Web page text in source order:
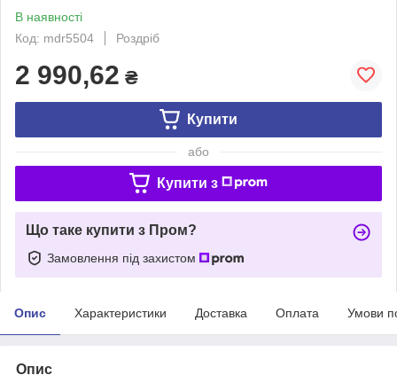
В наявності
Код: mdr5504
Роздріб
2 990,62 ₴
Купити
або
Купити з
Що таке купити з Пром?
Замовлення під захистом
Опис Характеристики Доставка Оплата Умови
Опис